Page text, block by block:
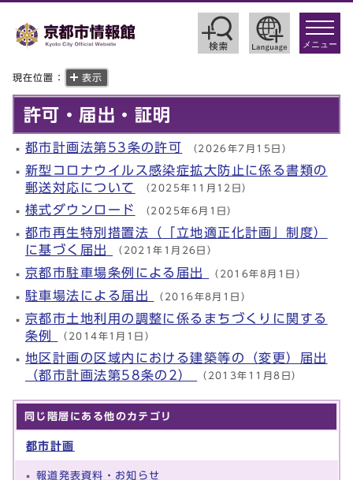
toggle
メニュー
現在位置： 表示
許可・届出・証明
都市計画法第53条の許可 （2026年7月15日）
新型コロナウイルス感染症拡大防止に係る書類の
郵送対応について （2025年11月12日）
様式ダウンロード （2025年6月1日）
都市再生特別措置法（「立地適正化計画」制度）
に基づく届出 （2021年1月26日）
京都市駐車場条例による届出 （2016年8月1日）
駐車場法による届出 （2016年8月1日）
京都市土地利用の調整に係るまちづくりに関する
条例 （2014年1月1日）
地区計画の区域内における建築等の（変更）届出
（都市計画法第58条の2） （2013年11月8日）
同じ階層にある他のカテゴリ
都市計画
報道発表資料・お知らせ